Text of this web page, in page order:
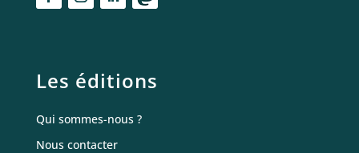
Les éditions
Qui sommes-nous ?
Nous contacter